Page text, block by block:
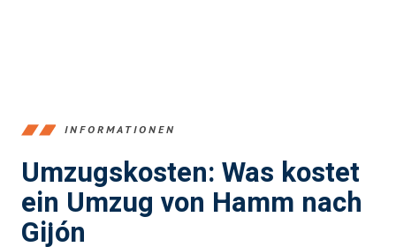
INFORMATIONEN
Umzugskosten: Was kostet
ein Umzug von Hamm nach
Gijón